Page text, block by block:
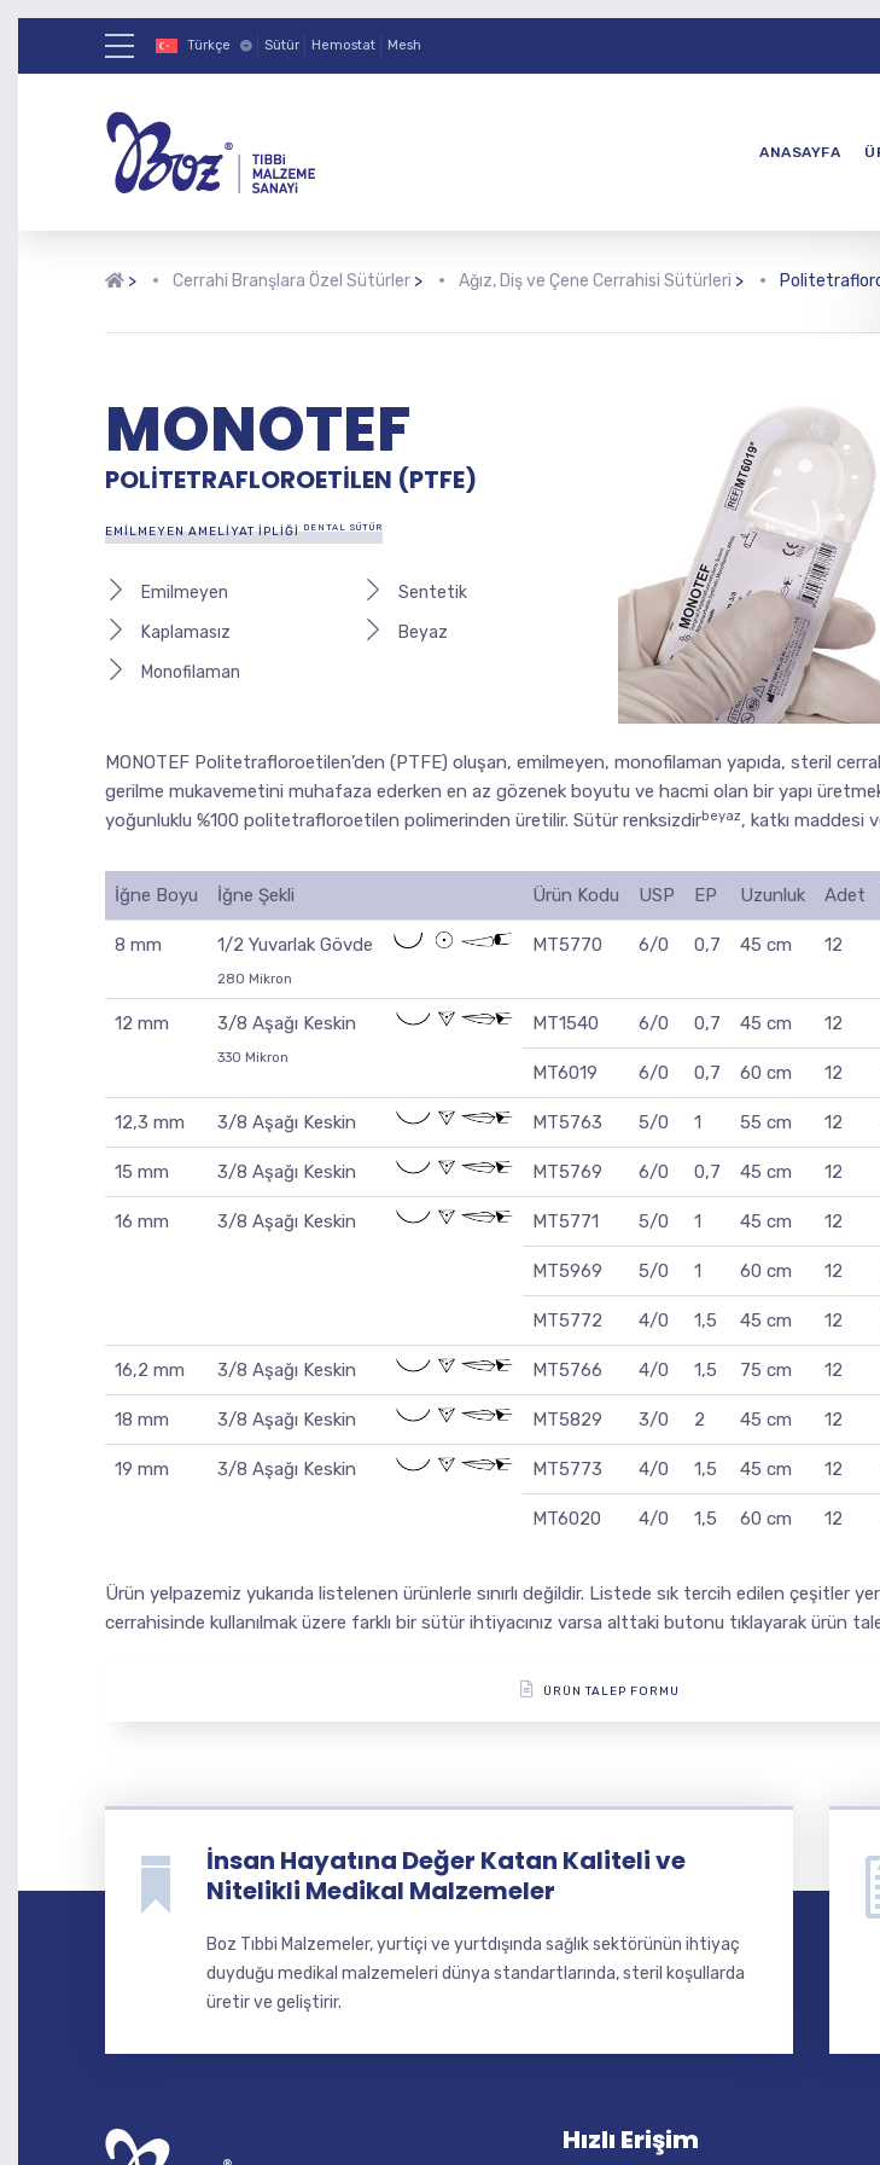
Türkçe Sütür Hemostat Mesh
ANASAYFA
> Cerrahi Branşlara Özel Sütürler > Ağız, Diş ve Çene Cerrahisi Sütürleri >
MONOTEF
POLITETRAFLOROETILEN (PTFE)
EMILMEYEN AMELIYAT İPLIĞIDENTAL SÜTÜR
Emilmeyen
Kaplamasız
Monofilaman
Sentetik
Beyaz
MONOTEF Politetrafloroetilen’den (PTFE) oluşan, emilmeyen, monofilaman yapıda, steril
gerilme mukavemetini muhafaza ederken en az gözenek boyutu ve hacmi olan bir yapı
yoğunluklu %100 politetrafloroetilen polimerinden üretilir. Sütür renksizdirbeyaz, katkı maddesi
İğne Boyu İğne Şekli Ürün Kodu USP EP Uzunluk Adet
8 mm 1/2 Yuvarlak Gövde
280 Mikron
MT5770 6/0 0,7 45 cm 12
12 mm 3/8 Aşağı Keskin
330 Mikron
MT1540 6/0 0,7 45 cm 12
MT6019 6/0 0,7 60 cm 12
12,3 mm 3/8 Aşağı Keskin MT5763 5/0 1 55 cm 12
15 mm 3/8 Aşağı Keskin MT5769 6/0 0,7 45 cm 12
16 mm 3/8 Aşağı Keskin MT5771 5/0 1 45 cm 12
MT5969 5/0 1 60 cm 12
MT5772 4/0 1,5 45 cm 12
16,2 mm 3/8 Aşağı Keskin MT5766 4/0 1,5 75 cm 12
18 mm 3/8 Aşağı Keskin MT5829 3/0 2 45 cm 12
19 mm 3/8 Aşağı Keskin MT5773 4/0 1,5 45 cm 12
MT6020 4/0 1,5 60 cm 12
Ürün yelpazemiz yukarıda listelenen ürünlerle sınırlı değildir. Listede sık tercih edilen çeşitler
cerrahisinde kullanılmak üzere farklı bir sütür ihtiyacınız varsa alttaki butonu tıklayarak ürün
ÜRÜN TALEP FORMU
İnsan Hayatına Değer Katan Kaliteli ve
Nitelikli Medikal Malzemeler
Boz Tıbbi Malzemeler, yurtiçi ve yurtdışında sağlık sektörünün ihtiyaç
duyduğu medikal malzemeleri dünya standartlarında, steril koşullarda
üretir ve geliştirir.
Hızlı Erişim